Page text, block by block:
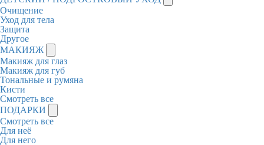
Очищение
Уход для тела
Защита
Другое
МАКИЯЖ
Макияж для глаз
Макияж для губ
Тональные и румяна
Кисти
Смотреть все
ПОДАРКИ
Смотреть все
Для неё
Для него